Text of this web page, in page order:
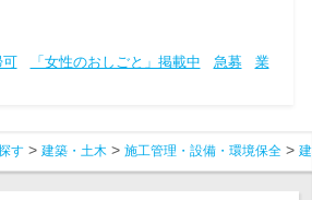
可 「女性のおしごと」掲載中 急募
業
す 建築・土木 施工管理・設備・環境保全